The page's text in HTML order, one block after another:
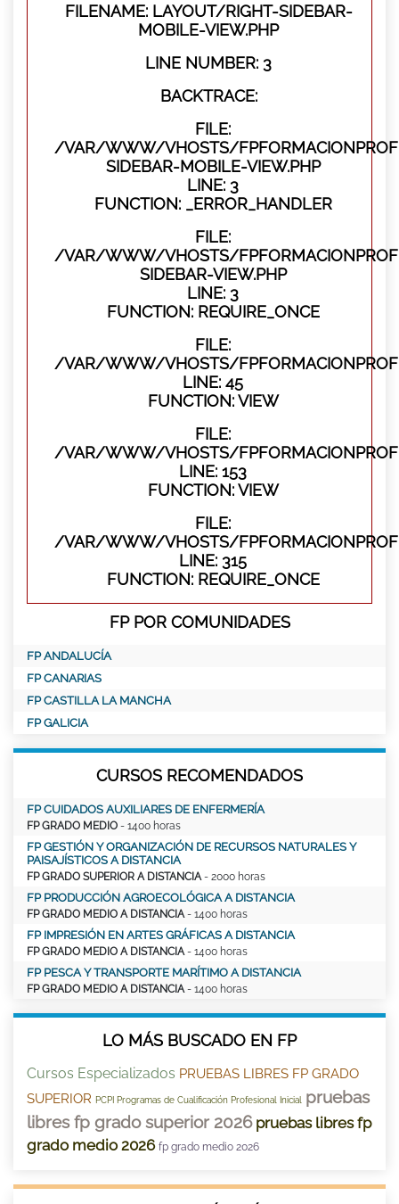
FILENAME: LAYOUT/RIGHT-SIDEBAR-
MOBILE-VIEW.PHP
LINE NUMBER: 3
BACKTRACE:
FILE:
/VAR/WWW/VHOSTS/
SIDEBAR-MOBILE-VIEW.PHP
LINE: 3
FUNCTION: _ERROR_HANDLER
FILE:
/VAR/WWW/VHOSTS/
SIDEBAR-VIEW.PHP
LINE: 3
FUNCTION: REQUIRE_ONCE
FILE:
/VAR/WWW/VHOSTS/
LINE: 45
FUNCTION: VIEW
FILE:
/VAR/WWW/VHOSTS/
LINE: 153
FUNCTION: VIEW
FILE:
/VAR/WWW/VHOSTS/
LINE: 315
FUNCTION: REQUIRE_ONCE
FP POR COMUNIDADES
FP ANDALUCÍA
FP CANARIAS
FP CASTILLA LA MANCHA
FP GALICIA
CURSOS RECOMENDADOS
FP CUIDADOS AUXILIARES DE ENFERMERÍA
FP GRADO MEDIO - 1400 horas
FP GESTIÓN Y ORGANIZACIÓN DE RECURSOS NATURALES Y
PAISAJÍSTICOS A DISTANCIA
FP GRADO SUPERIOR A DISTANCIA - 2000 horas
FP PRODUCCIÓN AGROECOLÓGICA A DISTANCIA
FP GRADO MEDIO A DISTANCIA - 1400 horas
FP IMPRESIÓN EN ARTES GRÁFICAS A DISTANCIA
FP GRADO MEDIO A DISTANCIA - 1400 horas
FP PESCA Y TRANSPORTE MARÍTIMO A DISTANCIA
FP GRADO MEDIO A DISTANCIA - 1400 horas
LO MÁS BUSCADO EN FP
Cursos Especializados PRUEBAS LIBRES FP GRADO
SUPERIOR PCPI Programas de Cualificación Profesional Inicial
pruebas
libres fp grado superior 2026 pruebas libres fp
grado medio 2026 fp grado medio 2026